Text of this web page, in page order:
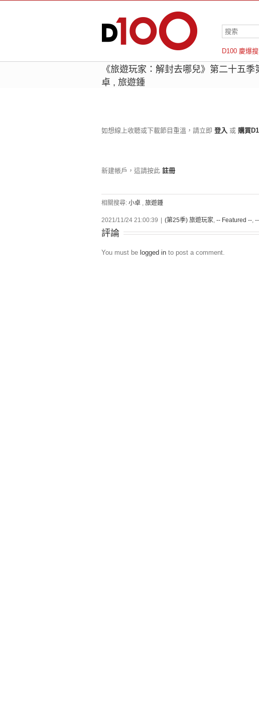
D100 慶爆
羅倫斯
《旅遊玩家：解封去哪兒》第二十五
卓 , 旅遊鍾
如想線上收聽或下載節目重溫，請立即 登入 或 購買
新建帳戶，這請按此 註冊
相關搜尋: 小卓 , 旅遊鍾
2021/11/24 21:00:39 (第25季) 旅遊玩家, -- Featured --,
評論
You must be logged in to post a comment.